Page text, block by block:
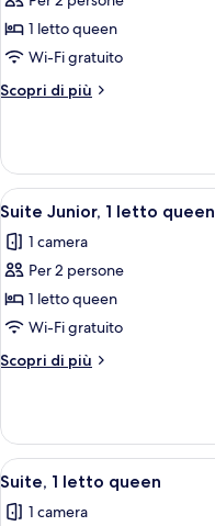
Camera
Economy,
letto
1 letto queen
Wi-Fi gratuito
Scopri di più
Altri
Economy,
letto
Apri
tutte
le
foto
per
Suite
Junior,
1
queen
25
Suite Junior, 1 letto queen
1 camera
Per 2 persone
1 letto queen
Wi-Fi gratuito
Scopri di più
Altri
Junior,
letto
Apri
tutte
le
11
Suite, 1 letto queen
1 camera